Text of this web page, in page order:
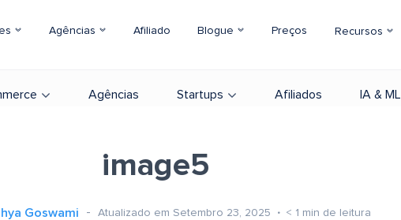
Agências Afiliado Blogue Preços Recursos
Agências Startups Afiliados IA & ML
image5
Goswami Atualizado em Setembro 23, 2025 < 1 min de leitura